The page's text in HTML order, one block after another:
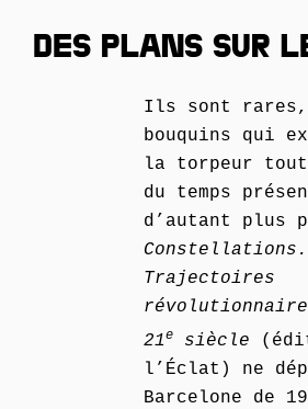
DES PLANS SUR
Ils sont
bouquins qui
la torpeur
du temps
d’autant plus
Constellations.
Trajectoires
21e siècle
l’Éclat) ne
Barcelone de